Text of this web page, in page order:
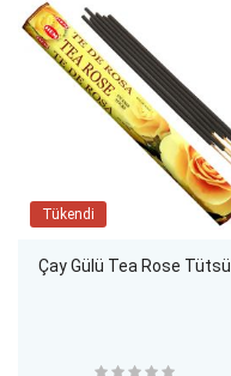
Tükendi
Çay Gülü Tea Rose Tütsü